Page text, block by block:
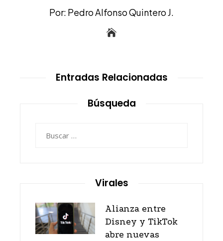
Por: Pedro Alfonso Quintero J.
Entradas Relacionadas
Búsqueda
Virales
Alianza entre
Disney y TikTok
abre nuevas